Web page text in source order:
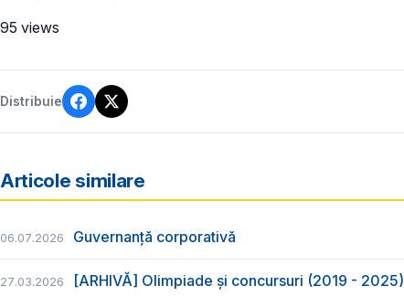
95 views
Distribuie
Articole similare
06.07.2026 Guvernanță corporativă
27.03.2026 [ARHIVĂ] Olimpiade și concursuri (2019 - 2025)